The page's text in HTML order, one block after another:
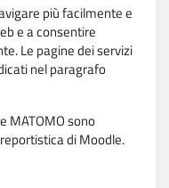
più facilmente e
e a consentire
Le pagine dei servizi
nel paragrafo
MATOMO sono
di Moodle.